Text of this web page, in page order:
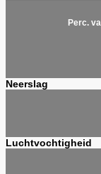
Perc.
Neerslag
Luchtvochtigheid